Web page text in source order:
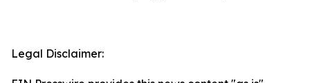
Legal Disclaimer: